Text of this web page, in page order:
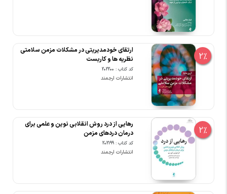
2%
ارتقای خودمدیریتی در مشکلات مزمن سلامتی
نظریه ها و کاربست
کد کتاب : 202200
انتشارات ارجمند
2%
رهایی از درد روش انقلابی نوین و علمی برای
درمان دردهای مزمن
کد کتاب : 202199
انتشارات ارجمند